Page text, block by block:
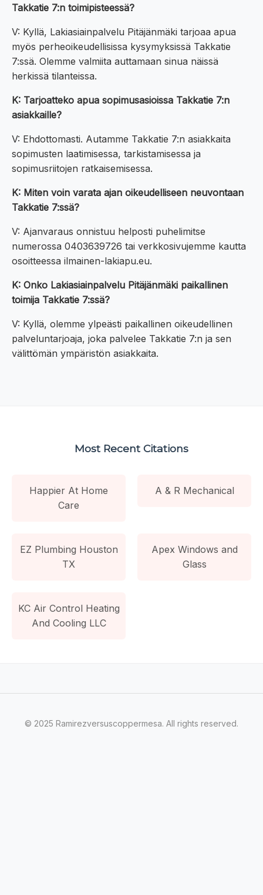
Takkatie 7:n toimipisteessä?
V: Kyllä, Lakiasiainpalvelu Pitäjänmäki tarjoaa apua
myös perheoikeudellisissa kysymyksissä Takkatie
7:ssä. Olemme valmiita auttamaan sinua näissä
herkissä tilanteissa.
K: Tarjoatteko apua sopimusasioissa Takkatie 7:n
asiakkaille?
V: Ehdottomasti. Autamme Takkatie 7:n asiakkaita
sopimusten laatimisessa, tarkistamisessa ja
sopimusriitojen ratkaisemisessa.
K: Miten voin varata ajan oikeudelliseen neuvontaan
Takkatie 7:ssä?
V: Ajanvaraus onnistuu helposti puhelimitse
numerossa 0403639726 tai verkkosivujemme kautta
osoitteessa ilmainen-lakiapu.eu.
K: Onko Lakiasiainpalvelu Pitäjänmäki paikallinen
toimija Takkatie 7:ssä?
V: Kyllä, olemme ylpeästi paikallinen oikeudellinen
palveluntarjoaja, joka palvelee Takkatie 7:n ja sen
välittömän ympäristön asiakkaita.
Most Recent Citations
Happier At Home
Care
A & R Mechanical
EZ Plumbing Houston
TX
Apex Windows and
Glass
KC Air Control Heating
And Cooling LLC
© 2025 Ramirezversuscoppermesa. All rights reserved.